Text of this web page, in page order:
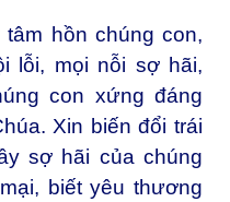
hồn chúng con,
lỗi, mọi nỗi sợ hãi,
con xứng đáng
Xin biến đổi trái
sợ hãi của chúng
biết yêu thương